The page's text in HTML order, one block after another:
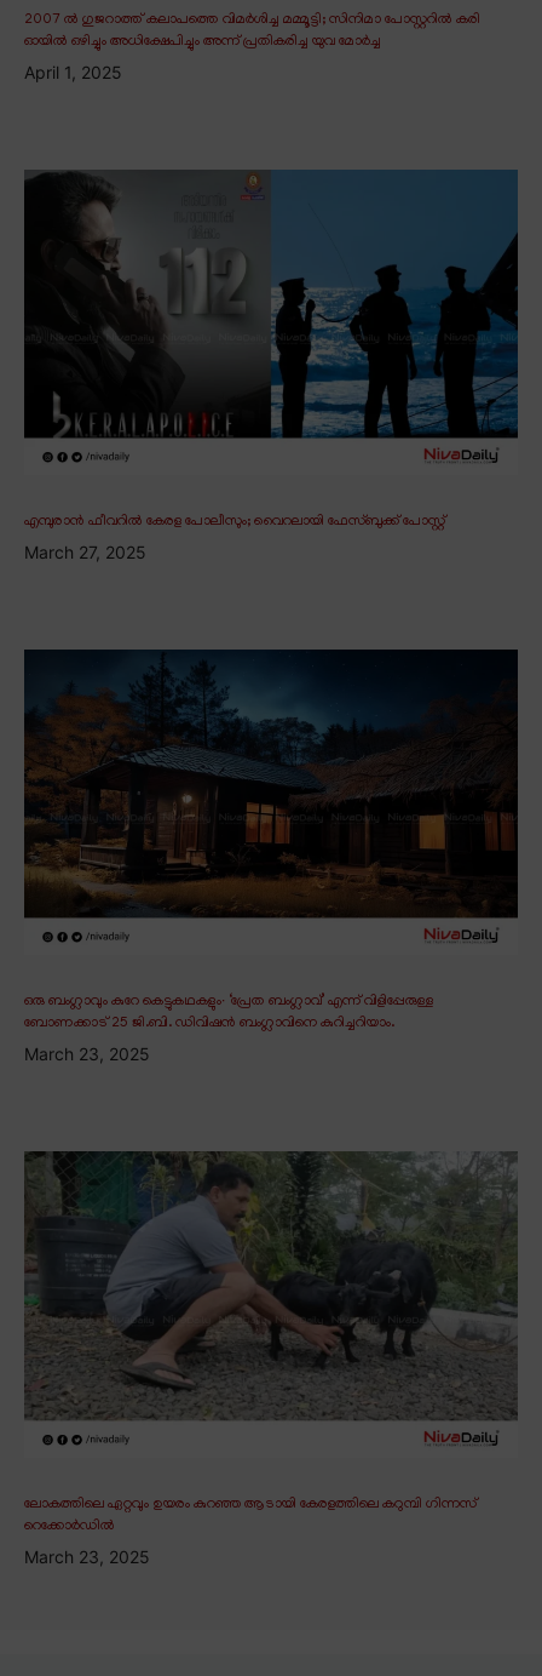
2007 ൽ ഗുജറാത്ത് കലാപത്തെ വിമർശിച്ച മമ്മൂട്ടി; സിനിമാ പോസ്റ്ററിൽ കരി
ഓയിൽ ഒഴിച്ചും അധിക്ഷേപിച്ചും അന്ന് പ്രതികരിച്ച യുവ മോർച്ച
April 1, 2025
എമ്പുരാൻ ഫീവറിൽ കേരള പോലീസും; വൈറലായി ഫേസ്ബുക്ക് പോസ്റ്റ്
March 27, 2025
ഒരു ബംഗ്ലാവും കുറേ കെട്ടുകഥകളും∙ ‘പ്രേത ബംഗ്ലാവ്’ എന്ന് വിളിപ്പേരുള്ള
ബോണക്കാട് 25 ജി.ബി. ഡിവിഷൻ ബംഗ്ലാവിനെ കുറിച്ചറിയാം.
March 23, 2025
ലോകത്തിലെ ഏറ്റവും ഉയരം കുറഞ്ഞ ആടായി കേരളത്തിലെ കറുമ്പി ഗിന്നസ്
റെക്കോർഡിൽ
March 23, 2025